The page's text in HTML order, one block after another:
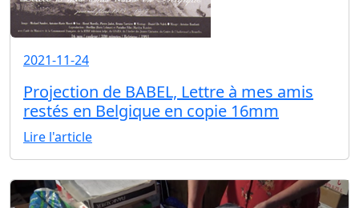
2021-11-24
Projection de BABEL, Lettre à mes amis
restés en Belgique en copie 16mm
Lire l'article